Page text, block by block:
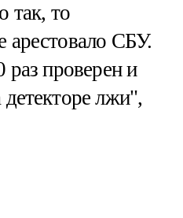
так, то
СБУ.
раз проверен и
лжи",